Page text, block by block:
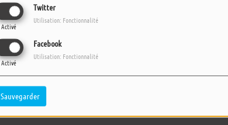
Twitter
Activé
Utilisation: Fonctionnalité
Facebook
Activé
Utilisation: Fonctionnalité
Sauvegarder